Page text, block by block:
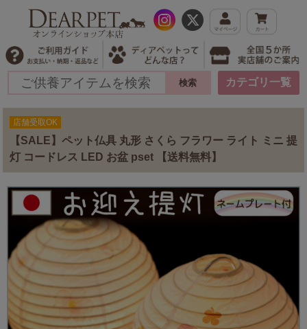
カテゴリ一覧
店舗受取OK
【SALE】ペット仏具 丸形 さくら フラワー ライト ミニ 提
灯 コードレス LED お盆 pset 【送料無料】